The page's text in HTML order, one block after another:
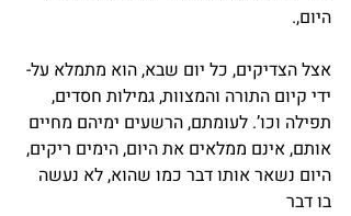
היום,.
אצל הצדיקים, כל יום שבא, הוא מתמלא על-
ידי קיום התורה והמצוות, גמילות חסדים,
תפילה וכו’. לעומתם, הרשעים ימיהם מחיים
אותם, אינם ממלאים את היום, הימים ריקים,
היום נשאר אותו דבר כמו שהוא, לא נעשה
בו דבר